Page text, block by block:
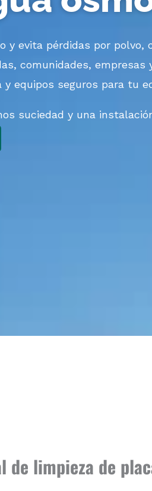
y evita pérdidas por
comunidades,
y equipos seguros para tu
suciedad y una
de limpieza de